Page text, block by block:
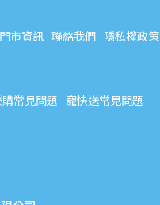
門市資訊 聯絡我們 隱私權政策
常見問題 寵快送常見問題